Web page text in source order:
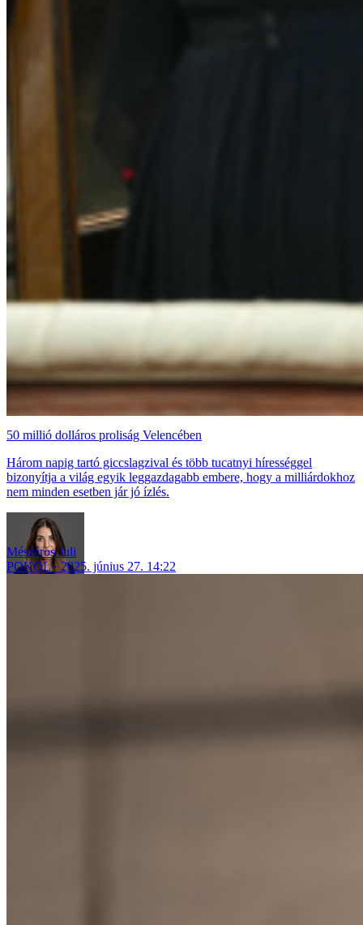
50 millió dolláros proliság Velencében
Három napig tartó giccslagzival és több tucatnyi hírességgel
bizonyítja a világ egyik leggazdagabb embere, hogy a milliárdokhoz
nem minden esetben jár jó ízlés.
Mészáros Juli
POKOL
2025. június 27. 14:22